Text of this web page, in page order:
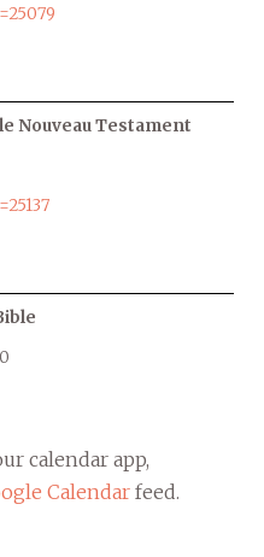
Nouveau Testament
calendar app,
Calendarfeed.